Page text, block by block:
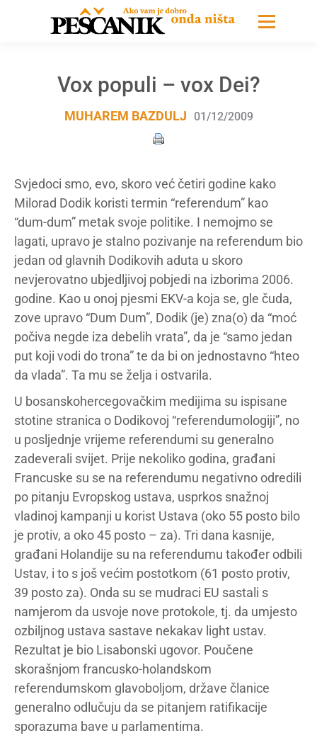
Vox populi – vox Dei?
MUHAREM BAZDULJ 01/12/2009
Svjedoci smo, evo, skoro već četiri godine kako
Milorad Dodik koristi termin “referendum” kao
“dum-dum” metak svoje politike. I nemojmo se
lagati, upravo je stalno pozivanje na referendum bio
jedan od glavnih Dodikovih aduta u skoro
nevjerovatno ubjedljivoj pobjedi na izborima 2006.
godine. Kao u onoj pjesmi EKV-a koja se, gle čuda,
zove upravo “Dum Dum”, Dodik (je) zna(o) da “moć
počiva negde iza debelih vrata”, da je “samo jedan
put koji vodi do trona” te da bi on jednostavno “hteo
da vlada”. Ta mu se želja i ostvarila.
U bosanskohercegovačkim medijima su ispisane
stotine stranica o Dodikovoj “referendumologiji”, no
u posljednje vrijeme referendumi su generalno
zadeverali svijet. Prije nekoliko godina, građani
Francuske su se na referendumu negativno odredili
po pitanju Evropskog ustava, usprkos snažnoj
vladinoj kampanji u korist Ustava (oko 55 posto bilo
je protiv, a oko 45 posto – za). Tri dana kasnije,
građani Holandije su na referendumu također odbili
Ustav, i to s još većim postotkom (61 posto protiv,
39 posto za). Onda su se mudraci EU sastali s
namjerom da usvoje nove protokole, tj. da umjesto
ozbiljnog ustava sastave nekakav light ustav.
Rezultat je bio Lisabonski ugovor. Poučene
skorašnjom francusko-holandskom
referendumskom glavoboljom, države članice
generalno odlučuju da se pitanjem ratifikacije
sporazuma bave u parlamentima.